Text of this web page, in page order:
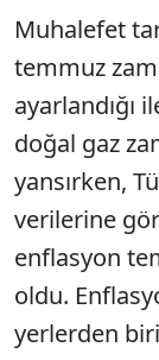
Muhalefet
temmuz
ayarlandığı
doğal gaz
yansırken,
verilerine
enflasyon
oldu.
yerlerden biri